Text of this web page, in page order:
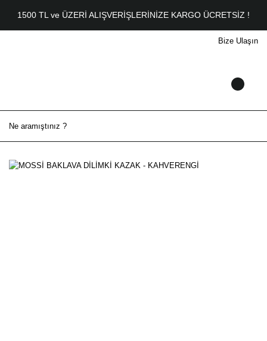
1500 TL ve ÜZERİ ALIŞVERİŞLERİNİZE KARGO ÜCRETSİZ !
Bize Ulaşın